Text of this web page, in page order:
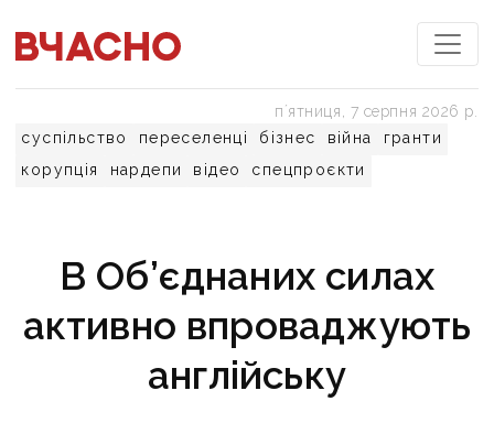
суспільство переселенці бізнес війна
гранти
корупція
нардепи відео спецпроєкти
пʼятниця, 7 серпня 2026 р.
В Об’єднаних силах
активно впроваджують
англійську